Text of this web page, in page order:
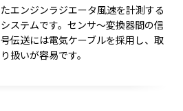
たエンジンラジエータ風速を計測する
システムです。センサ～変換器間の信
号伝送には電気ケーブルを採用し、取
り扱いが容易です。